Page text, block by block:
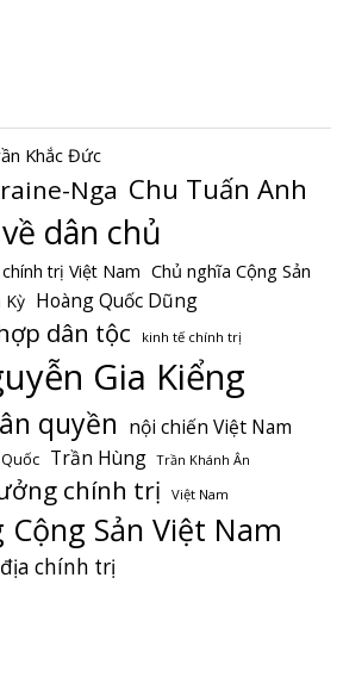
Khắc Đức
Nga Chu Tuấn Anh
dân chủ
chính trị Việt Nam Chủ nghĩa Cộng Sản
Kỳ Hoàng Quốc Dũng
dân tộc kinh tế chính trị
Gia Kiểng
quyền nội chiến Việt Nam
Trần Hùng Trần Khánh Ân
chính trị Việt Nam
Sản Việt Nam
địa chính trị